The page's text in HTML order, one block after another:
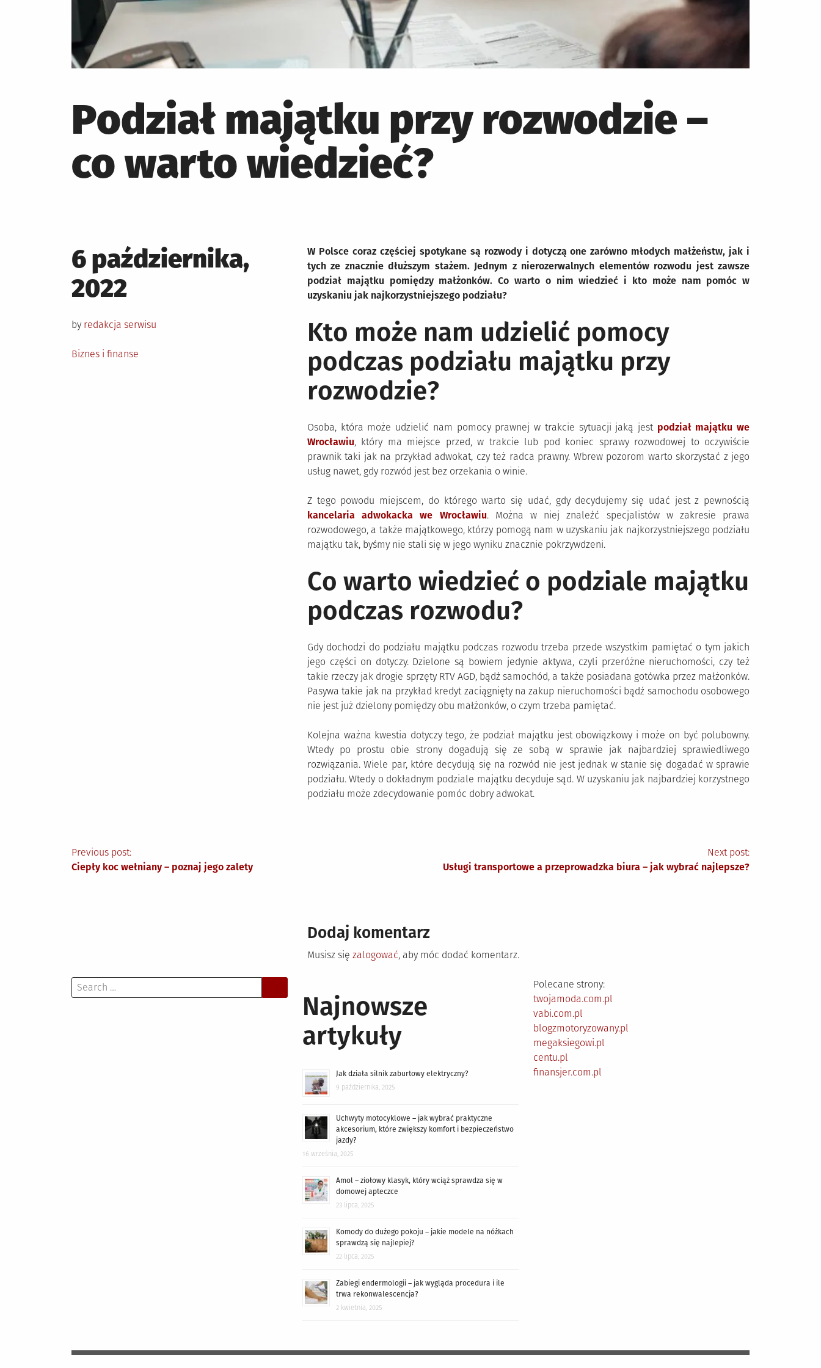
Podział majątku przy rozwodzie –
co warto wiedzieć?
Posted
on
6 października,
2022
by redakcja serwisu
Posted
Biznes i finanse
W Polsce coraz częściej spotykane są rozwody i dotyczą one zarówno młodych małżeństw, jak i
tych ze znacznie dłuższym stażem. Jednym z nierozerwalnych elementów rozwodu jest zawsze
podział majątku pomiędzy małżonków. Co warto o nim wiedzieć i kto może nam pomóc w
uzyskaniu jak najkorzystniejszego podziału?
Kto może nam udzielić pomocy
podczas podziału majątku przy
rozwodzie?
Osoba, która może udzielić nam pomocy prawnej w trakcie sytuacji jaką jest podział majątku we
Wrocławiu, który ma miejsce przed, w trakcie lub pod koniec sprawy rozwodowej to oczywiście
prawnik taki jak na przykład adwokat, czy też radca prawny. Wbrew pozorom warto skorzystać z jego
usług nawet, gdy rozwód jest bez orzekania o winie.
Z tego powodu miejscem, do którego warto się udać, gdy decydujemy się udać jest z pewnością
kancelaria adwokacka we Wrocławiu. Można w niej znaleźć specjalistów w zakresie prawa
rozwodowego, a także majątkowego, którzy pomogą nam w uzyskaniu jak najkorzystniejszego podziału
majątku tak, byśmy nie stali się w jego wyniku znacznie pokrzywdzeni.
Co warto wiedzieć o podziale majątku
podczas rozwodu?
Gdy dochodzi do podziału majątku podczas rozwodu trzeba przede wszystkim pamiętać o tym jakich
jego części on dotyczy. Dzielone są bowiem jedynie aktywa, czyli przeróżne nieruchomości, czy też
takie rzeczy jak drogie sprzęty RTV AGD, bądź samochód, a także posiadana gotówka przez małżonków.
Pasywa takie jak na przykład kredyt zaciągnięty na zakup nieruchomości bądź samochodu osobowego
nie jest już dzielony pomiędzy obu małżonków, o czym trzeba pamiętać.
Kolejna ważna kwestia dotyczy tego, że podział majątku jest obowiązkowy i może on być polubowny.
Wtedy po prostu obie strony dogadują się ze sobą w sprawie jak najbardziej sprawiedliwego
rozwiązania. Wiele par, które decydują się na rozwód nie jest jednak w stanie się dogadać w sprawie
podziału. Wtedy o dokładnym podziale majątku decyduje sąd. W uzyskaniu jak najbardziej korzystnego
podziału może zdecydowanie pomóc dobry adwokat.
Nawigacja
Previous post:
Ciepły koc wełniany – poznaj jego zalety
Next post:
Usługi transportowe a przeprowadzka biura – jak wybrać najlepsze?
Dodaj komentarz
Musisz się zalogować, aby móc dodać komentarz.
Search
for:
Najnowsze
artykuły
Jak działa silnik zaburtowy elektryczny?
9 października, 2025
Uchwyty motocyklowe – jak wybrać praktyczne
akcesorium, które zwiększy komfort i bezpieczeństwo
jazdy?
16 września, 2025
Amol – ziołowy klasyk, który wciąż sprawdza się w
domowej apteczce
23 lipca, 2025
Komody do dużego pokoju – jakie modele na nóżkach
sprawdzą się najlepiej?
22 lipca, 2025
Zabiegi endermologii – jak wygląda procedura i ile
trwa rekonwalescencja?
2 kwietnia, 2025
Polecane strony:
twojamoda.com.pl
vabi.com.pl
blogzmotoryzowany.pl
megaksiegowi.pl
centu.pl
finansjer.com.pl